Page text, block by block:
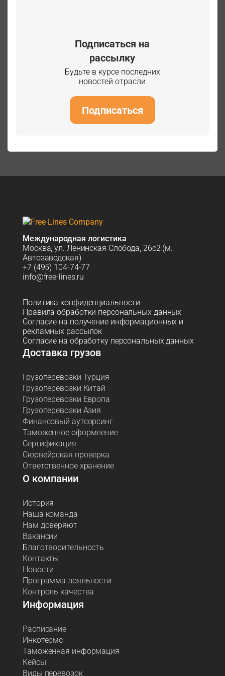
Подписаться на
рассылку
Будьте в курсе последних
новостей отрасли
Подписаться
Международная логистика
Москва, ул. Ленинская Слобода, 26с2 (м.
Автозаводская)
+7 (495) 104-74-77
info@free-lines.ru
Политика конфиденциальности
Правила обработки персональных данных
Согласие на получение информационных и
рекламных рассылок
Согласие на обработку персональных данных
Доставка грузов
Грузоперевозки Турция
Грузоперевозки Китай
Грузоперевозки Европа
Грузоперевозки Азия
Финансовый аутсорсинг
Таможенное оформление
Сертификация
Сюрвейрская проверка
Ответственное хранение
О компании
История
Наша команда
Нам доверяют
Вакансии
Благотворительность
Контакты
Новости
Программа лояльности
Контроль качества
Информация
Расписание
Инкотермс
Таможенная информация
Кейсы
Виды перевозок